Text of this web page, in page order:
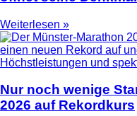
Weiterlesen »
Nur noch wenige
2026 auf Rekordkurs